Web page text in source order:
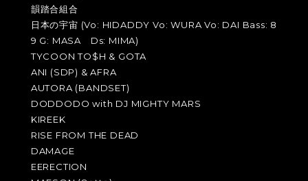
韻踏合組合
日本の宇宙 (Vo: HIDADDY Vo: WURA Vo: DAI Bass: 8
9 G: MASA Ds: MIMA)
TYCOON TO$H & GOTA
ANI (SDP) & AFRA
AUTORA (BANDSET)
DODDODO with DJ MIGHTY MARS
KIREEK
RISE FROM THE DEAD
DAMAGE
EERECTION